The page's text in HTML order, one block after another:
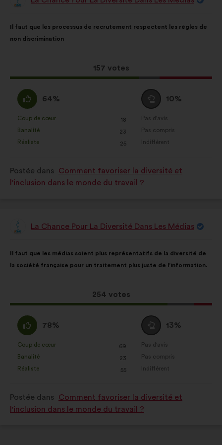
Proposition
de
la
Il faut que les processus de recrutement respectent les règles de
non discrimination
Cette
proposition
157 votes
pour
répartition
D'accord
:
64%
qualifiée
en
Coup de cœur
: 18
fois
Banalité
: 23
fois
Réaliste
: 25
fois
Vote
neutre
:
10%
qualifiée
en
Pas d'avis
:fois
Pas compris
:fois
Indifférent
:fois
Postée dans
Comment favoriser la diversité et
l'inclusion dans le monde du travail ?
PropositionLa Chance Pour La Diversité Dans Les Médias
de
la
Il faut que les médias soient plus représentatifs de la diversité de
la société française pour un traitement plus juste de l’information.
Cette
proposition
254 votes
pour
répartition
D'accord
:
78%
qualifiée
en
Coup de cœur
: 69
fois
Banalité
: 23
fois
Réaliste
: 55
fois
Vote
neutre
:
13%
qualifiée
en
Pas d'avis
:fois
Pas compris
:fois
Indifférent
:fois
Postée dans
Comment favoriser la diversité et
l'inclusion dans le monde du travail ?